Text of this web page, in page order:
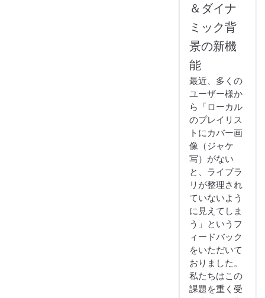
＆ダイナ
ミック背
景の新機
能
最近、多くの
ユーザー様か
ら「ローカル
のプレイリス
トにカバー画
像（ジャケ
写）がない
と、ライブラ
リが整理され
ていないよう
に見えてしま
う」というフ
ィードバック
をいただいて
おりました。
私たちはこの
課題を重く受